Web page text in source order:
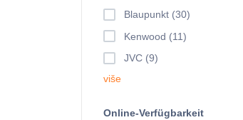
Blaupunkt (30)
Kenwood (11)
JVC (9)
više
Online-Verfügbarkeit